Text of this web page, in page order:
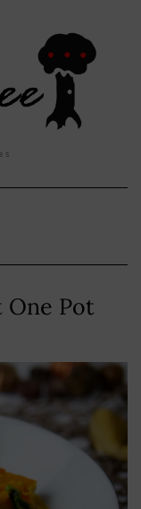
One Pot